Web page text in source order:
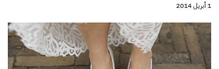
1 أبريل 2014